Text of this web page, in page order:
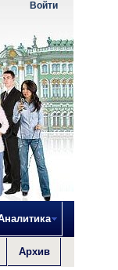
ничего, что могло
Войти
Архив